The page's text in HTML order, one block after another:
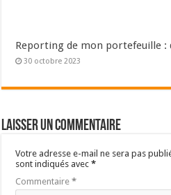
Reporting de mon portefeuille :
30 octobre 2023
Laisser un commentaire
Votre adresse e-mail ne sera pas
sont indiqués avec*
Commentaire*